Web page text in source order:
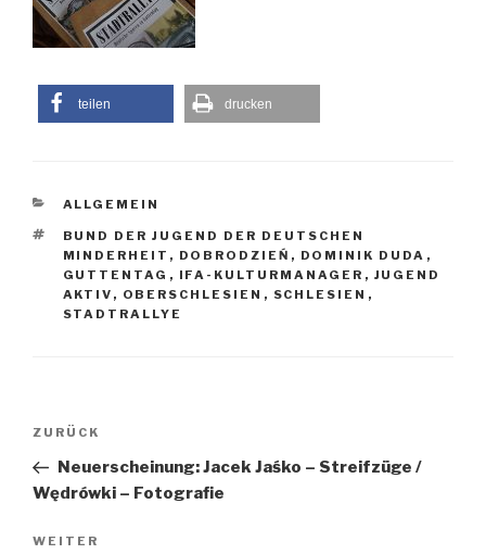
teilen drucken
KATEGORIEN
ALLGEMEIN
SCHLAGWÖRTER
BUND DER JUGEND DER DEUTSCHEN
MINDERHEIT , DOBRODZIEŃ , DOMINIK DUDA ,
GUTTENTAG , IFA-KULTURMANAGER , JUGEND
AKTIV , OBERSCHLESIEN , SCHLESIEN ,
STADTRALLYE
Beitragsnavigation
Vorheriger
Beitrag
ZURÜCK
Neuerscheinung: Jacek Jaśko – Streifzüge /
Wędrówki – Fotografie
Nächster
WEITER